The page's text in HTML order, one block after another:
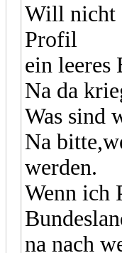
Will nicht
Profil
ein leeres
Na da
Was sind
Na
werden.
Wenn ich
na nach